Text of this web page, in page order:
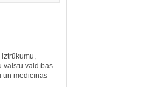
valstu valdības
un medicīnas